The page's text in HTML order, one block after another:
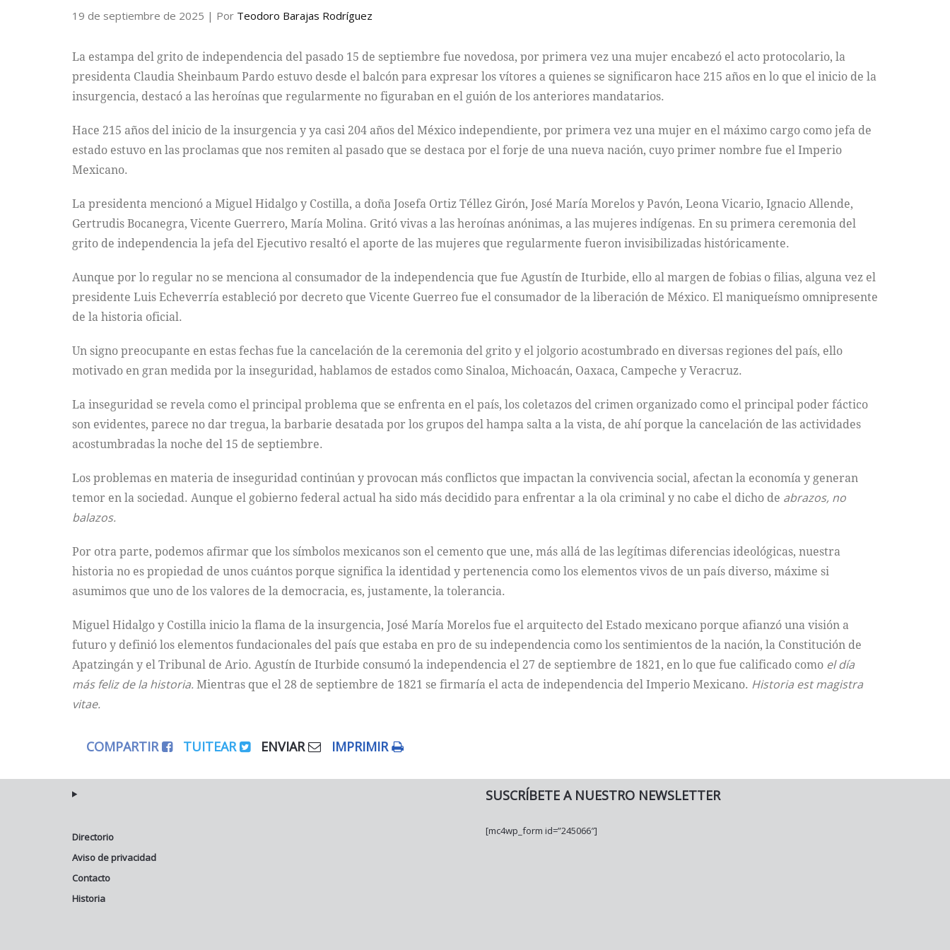
19 de septiembre de 2025 | Por Teodoro Barajas Rodríguez
La estampa del grito de independencia del pasado 15 de septiembre fue novedosa, por primera vez una mujer encabezó el acto protocolario, la
presidenta Claudia Sheinbaum Pardo estuvo desde el balcón para expresar los vítores a quienes se significaron hace 215 años en lo que el inicio de la
insurgencia, destacó a las heroínas que regularmente no figuraban en el guión de los anteriores mandatarios.
Hace 215 años del inicio de la insurgencia y ya casi 204 años del México independiente, por primera vez una mujer en el máximo cargo como jefa de
estado estuvo en las proclamas que nos remiten al pasado que se destaca por el forje de una nueva nación, cuyo primer nombre fue el Imperio
Mexicano.
La presidenta mencionó a Miguel Hidalgo y Costilla, a doña Josefa Ortiz Téllez Girón, José María Morelos y Pavón, Leona Vicario, Ignacio Allende,
Gertrudis Bocanegra, Vicente Guerrero, María Molina. Gritó vivas a las heroínas anónimas, a las mujeres indígenas. En su primera ceremonia del
grito de independencia la jefa del Ejecutivo resaltó el aporte de las mujeres que regularmente fueron invisibilizadas históricamente.
Aunque por lo regular no se menciona al consumador de la independencia que fue Agustín de Iturbide, ello al margen de fobias o filias, alguna vez el
presidente Luis Echeverría estableció por decreto que Vicente Guerreo fue el consumador de la liberación de México. El maniqueísmo omnipresente
de la historia oficial.
Un signo preocupante en estas fechas fue la cancelación de la ceremonia del grito y el jolgorio acostumbrado en diversas regiones del país, ello
motivado en gran medida por la inseguridad, hablamos de estados como Sinaloa, Michoacán, Oaxaca, Campeche y Veracruz.
La inseguridad se revela como el principal problema que se enfrenta en el país, los coletazos del crimen organizado como el principal poder fáctico
son evidentes, parece no dar tregua, la barbarie desatada por los grupos del hampa salta a la vista, de ahí porque la cancelación de las actividades
acostumbradas la noche del 15 de septiembre.
Los problemas en materia de inseguridad continúan y provocan más conflictos que impactan la convivencia social, afectan la economía y generan
temor en la sociedad. Aunque el gobierno federal actual ha sido más decidido para enfrentar a la ola criminal y no cabe el dicho de abrazos, no
balazos.
Por otra parte, podemos afirmar que los símbolos mexicanos son el cemento que une, más allá de las legítimas diferencias ideológicas, nuestra
historia no es propiedad de unos cuántos porque significa la identidad y pertenencia como los elementos vivos de un país diverso, máxime si
asumimos que uno de los valores de la democracia, es, justamente, la tolerancia.
Miguel Hidalgo y Costilla inicio la flama de la insurgencia, José María Morelos fue el arquitecto del Estado mexicano porque afianzó una visión a
futuro y definió los elementos fundacionales del país que estaba en pro de su independencia como los sentimientos de la nación, la Constitución de
Apatzingán y el Tribunal de Ario. Agustín de Iturbide consumó la independencia el 27 de septiembre de 1821, en lo que fue calificado como el día
más feliz de la historia. Mientras que el 28 de septiembre de 1821 se firmaría el acta de independencia del Imperio Mexicano. Historia est magistra
vitae.
COMPARTIR TUITEAR ENVIAR IMPRIMIR
Directorio
Aviso de privacidad
Contacto
Historia
SUSCRÍBETE A NUESTRO NEWSLETTER
[mc4wp_form id=”245066″]